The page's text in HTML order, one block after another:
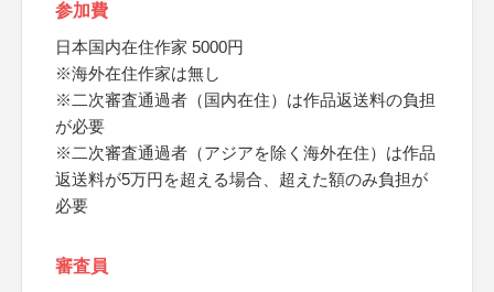
参加費
日本国内在住作家 5000円
※海外在住作家は無し
※二次審査通過者（国内在住）は作品返送料の負担
が必要
※二次審査通過者（アジアを除く海外在住）は作品
返送料が5万円を超える場合、超えた額のみ負担が
必要
審査員